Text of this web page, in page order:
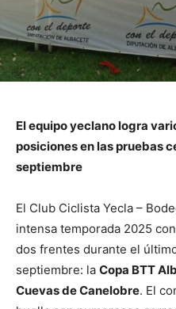
El equipo yeclano logra
posiciones en las pruebas
septiembre
El Club Ciclista Yecla –
intensa temporada 2025
dos frentes durante el
septiembre: la Copa BTT
Cuevas de Canelobre. El